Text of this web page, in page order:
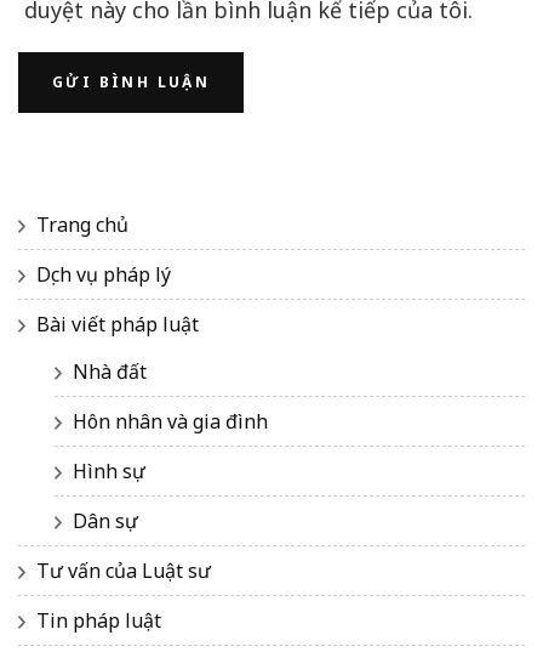
duyệt này cho lần bình luận kế tiếp của tôi.
Trang chủ
Dịch vụ pháp lý
Bài viết pháp luật
Nhà đất
Hôn nhân và gia đình
Hình sự
Dân sự
Tư vấn của Luật sư
Tin pháp luật